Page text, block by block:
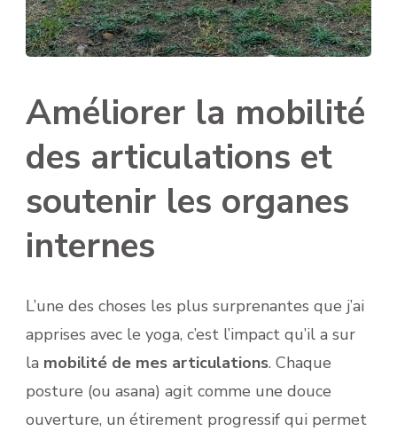
Améliorer la mobilité
des articulations et
soutenir les organes
internes
L’une des choses les plus surprenantes que j’ai
apprises avec le yoga, c’est l’impact qu’il a sur
la mobilité de mes articulations. Chaque
posture (ou asana) agit comme une douce
ouverture, un étirement progressif qui permet